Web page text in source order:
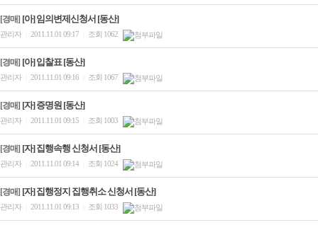
[경매] [아] 임의변제신청서 [동산]
관리자 2011.11.01 09:17 조회 1062
[경매] [아] 입찰표 [동산]
관리자 2011.11.01 09:16 조회 1067
[경매] [자] 증명원 [동산]
관리자 2011.11.01 09:15 조회 1003
[경매] [자] 집행속행 신청서 [동산]
관리자 2011.11.01 09:14 조회 1024
[경매] [자] 집행정지 집행취소 신청서 [동산]
관리자 2011.11.01 09:13 조회 1033